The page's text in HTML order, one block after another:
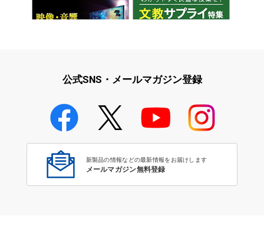
学校教育のICT環境整備特集
公式SNS・メールマガジン登録
新製品の情報などの最新情報をお届けします
メールマガジン無料登録